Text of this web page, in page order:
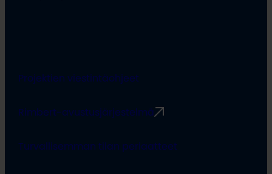
Projektien viestintäohjeet
Rimbert-avustusjärjestelmä
Turvallisemman tilan periaatteet